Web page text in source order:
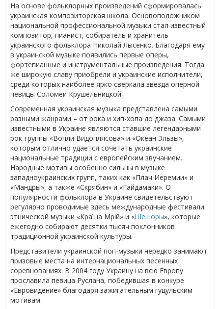
На основе фольклорных произведений сформировалась
украинская композиторская школа. Основоположником
национальной профессиональной музыки стал известный
композитор, пианист, собиратель и хранитель
украинского фольклора Николай Лысенко. Благодаря ему
в украинской музыке появились первые оперы,
фортепианные и инструментальные произведения. Тогда
же широкую славу приобрели и украинские исполнители,
среди которых наиболее ярко сверкала звезда оперной
певицы Соломеи Крушельницкой.
Современная украинская музыка представлена самыми
разными жанрами – от рока и хип-хопа до джаза. Самыми
известными в Украине являются ставшие легендарными
рок-группы «Вопли Видоплясова» и «Океан Эльзы»,
которым отлично удается сочетать украинские
национальные традиции с европейским звучанием.
Народные мотивы особенно сильны в музыке
западноукраинских групп, таких как «Плач Иеремии» и
«Мандры», а также «Скрябин» и «Гайдамаки». О
популярности фольклора в Украине свидетельствуют
регулярно проводимые здесь международные фестивали
этнической музыки «Країна Мрій» и «Шешоры», которые
ежегодно собирают десятки тысяч поклонников
традиционной украинской культуры.
Представители украинской поп-музыки нередко занимают
призовые места на интернациональных песенных
соревнованиях. В 2004 году Украину на всю Европу
прославила певица Руслана, победившая в конкуре
«Евровидение» благодаря зажигательным гуцульским
мотивам.